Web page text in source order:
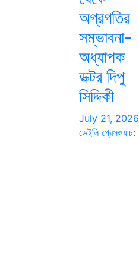
অগ্রগতির
সম্ভাবনা-
অধ্যাপক
ডক্টর দিপু
সিদ্দিকী
July 21, 2026
ডেইলি প্রেসওয়াচ: